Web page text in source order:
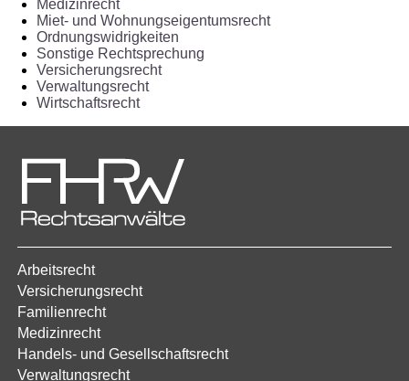
Medizinrecht
Miet- und Wohnungseigentumsrecht
Ordnungswidrigkeiten
Sonstige Rechtsprechung
Versicherungsrecht
Verwaltungsrecht
Wirtschaftsrecht
Arbeitsrecht
Versicherungsrecht
Familienrecht
Medizinrecht
Handels- und Gesellschaftsrecht
Verwaltungsrecht